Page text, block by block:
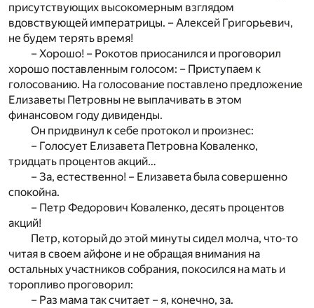
присутствующих высокомерным взглядом
вдовствующей императрицы. – Алексей Григорьевич,
не будем терять время!
– Хорошо! – Рокотов приосанился и проговорил
хорошо поставленным голосом: – Приступаем к
голосованию. На голосование поставлено предложение
Елизаветы Петровны не выплачивать в этом
финансовом году дивиденды.
Он придвинул к себе протокол и произнес:
– Голосует Елизавета Петровна Коваленко,
тридцать процентов акций…
– За, естественно! – Елизавета была совершенно
спокойна.
– Петр Федорович Коваленко, десять процентов
акций!
Петр, который до этой минуты сидел молча, что-то
читая в своем айфоне и не обращая внимания на
остальных участников собрания, покосился на мать и
торопливо проговорил:
– Раз мама так считает – я, конечно, за.